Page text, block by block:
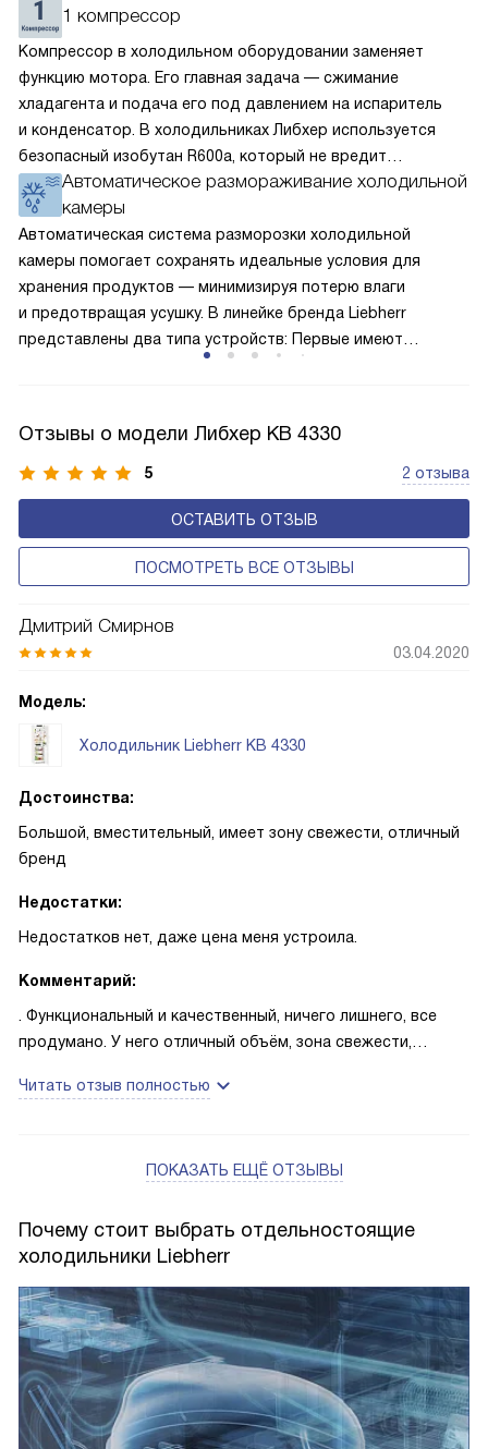
1 компрессор
Компрессор в холодильном оборудовании заменяет
функцию мотора. Его главная задача — сжимание
хладагента и подача его под давлением на испаритель
и конденсатор. В холодильниках Либхер используется
безопасный изобутан R600a, который не вредит
окружающей среде. Компрессор перегоняет его
по охладительному контуру по принципу насоса. Чем
лучше работает «мотор» прибора, тем качественнее
и быстрее происходит охлаждение, затрачивается
меньше электроэнергии.
Автоматическое размораживание холодильной
камеры
Автоматическая система разморозки холодильной
камеры помогает сохранять идеальные условия для
хранения продуктов — минимизируя потерю влаги
и предотвращая усушку. В линейке бренда Liebherr
представлены два типа устройств: Первые имеют
с панелью, выполняющей функцию «сухой стенки». Такие
устройства обеспечивают более комфортную
эксплуатацию и чаще всего оснащены нулевой зоной
свежести BioFresh 0°C. Они встречаются в сериях Plus,
Prime и Peak.
Отзывы о модели Либхер KB 4330
5 2 отзыва
ОСТАВИТЬ ОТЗЫВ
ПОСМОТРЕТЬ ВСЕ ОТЗЫВЫ
Дмитрий Смирнов
03.04.2020
Модель:
Холодильник Liebherr KB 4330
Достоинства:
Большой, вместительный, имеет зону свежести, отличный
бренд
Недостатки:
Недостатков нет, даже цена меня устроила.
Комментарий:
. Функциональный и качественный, ничего лишнего, все
продумано. У него отличный объём, зона свежести,
дольше. Рекомендую!
Читать отзыв полностью
ПОКАЗАТЬ ЕЩЁ ОТЗЫВЫ
Почему стоит выбрать отдельностоящие
холодильники Liebherr